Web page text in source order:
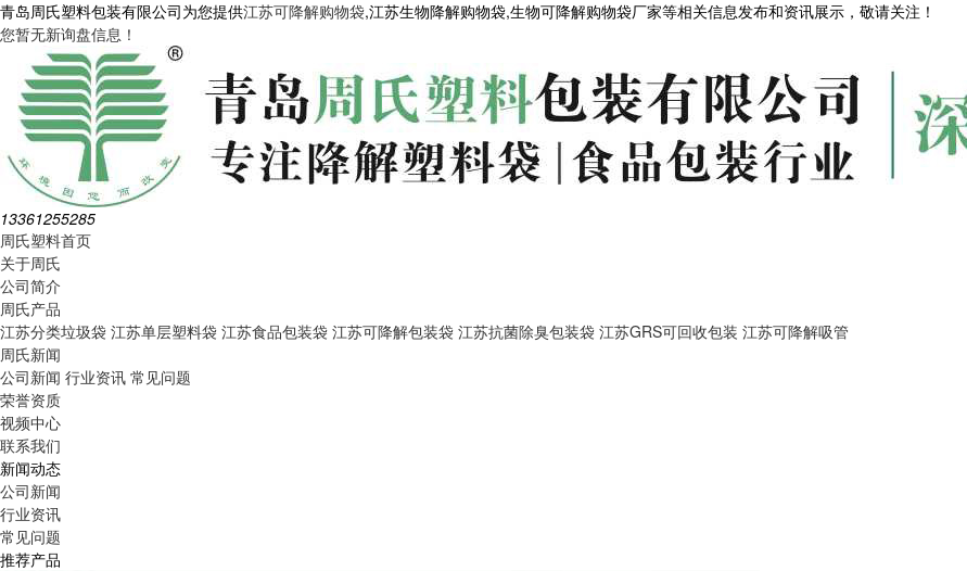
青岛周氏塑料包装有限公司为您提供江苏可降解购物袋,江苏生物降解购物袋,生物可降解购物袋厂家等相关信息发布和资讯展示，敬请关注！
您暂无新询盘信息！
13361255285
周氏塑料首页
关于周氏
公司简介
周氏产品
江苏分类垃圾袋 江苏单层塑料袋 江苏食品包装袋 江苏可降解包装袋 江苏抗菌除臭包装袋 江苏GRS可回收包装 江苏可降解吸管
周氏新闻
公司新闻 行业资讯 常见问题
荣誉资质
视频中心
联系我们
新闻动态
公司新闻
行业资讯
常见问题
推荐产品